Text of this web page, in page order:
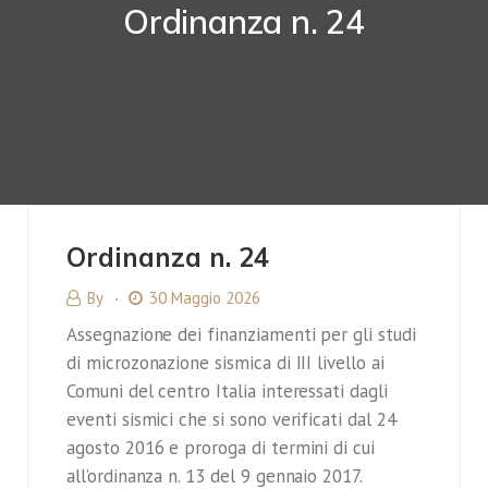
Ordinanza n. 24
Ordinanza n. 24
By 30 Maggio 2026
Assegnazione dei finanziamenti per gli studi
di microzonazione sismica di III livello ai
Comuni del centro Italia interessati dagli
eventi sismici che si sono verificati dal 24
agosto 2016 e proroga di termini di cui
all’ordinanza n. 13 del 9 gennaio 2017.